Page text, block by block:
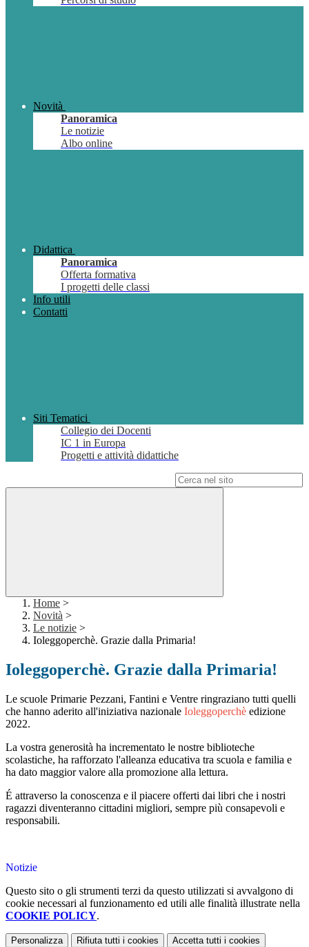
Novità
Panoramica
Le notizie
Albo online
Didattica
Panoramica
Offerta formativa
I progetti delle classi
Info utili
Contatti
Siti Tematici
Collegio dei Docenti
IC 1 in Europa
Progetti e attività didattiche
Home >
Novità >
Le notizie >
Ioleggoperchè. Grazie dalla Primaria!
Ioleggoperchè. Grazie dalla Primaria!
Le scuole Primarie Pezzani, Fantini e Ventre ringraziano tutti quelli
che hanno aderito all'iniziativa nazionale Ioleggoperchè edizione
2022.
La vostra generosità ha incrementato le nostre biblioteche
scolastiche, ha rafforzato l'alleanza educativa tra scuola e familia e
ha dato maggior valore alla promozione alla lettura.
É attraverso la conoscenza e il piacere offerti dai libri che i nostri
ragazzi diventeranno cittadini migliori, sempre più consapevoli e
responsabili.
Notizie
Questo sito o gli strumenti terzi da questo utilizzati si avvalgono di
cookie necessari al funzionamento ed utili alle finalità illustrate nella
COOKIE POLICY.
Personalizza Rifiuta tutti i cookies Accetta tutti i cookies